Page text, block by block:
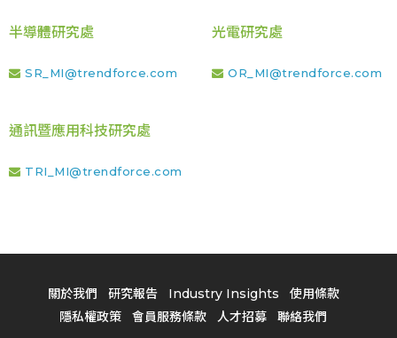
半導體研究處
SR_MI@trendforce.com
光電研究處
OR_MI@trendforce.com
通訊暨應用科技研究處
TRI_MI@trendforce.com
關於我們 研究報告 Industry Insights
使用條款
隱私權政策
會員服務條款 人才招募 聯絡我們